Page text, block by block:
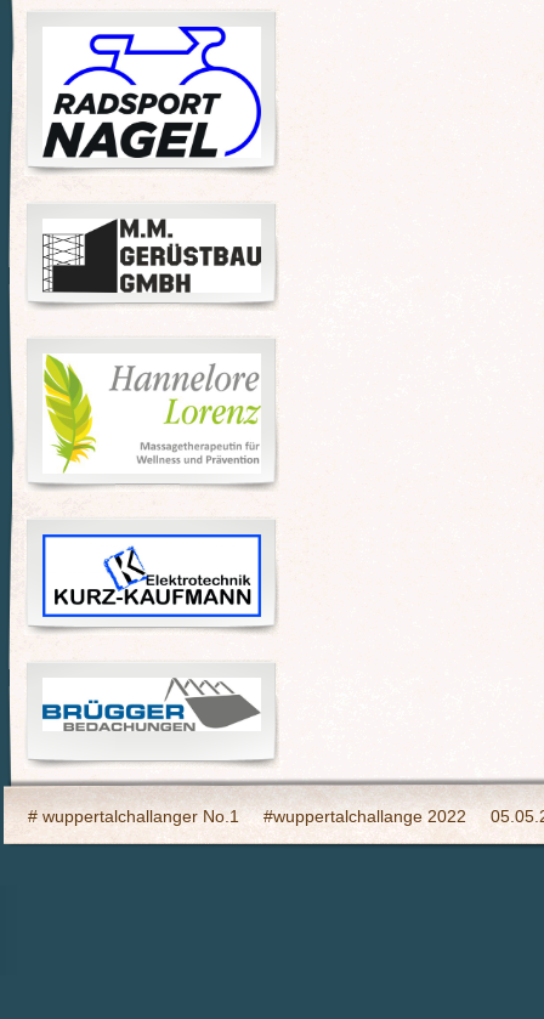
# wuppertalchallanger No.1 #wuppertalchallange 2022